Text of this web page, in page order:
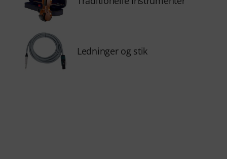
Ledninger og stik